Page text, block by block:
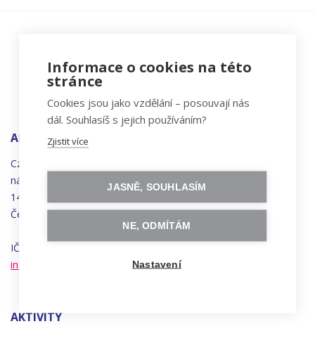
ADRESA
Czechitas, z.ú.
náměstí
Synků 1748/17
140 00 Praha 4 - Nusle
Česká republika
IČO 22834958 | DIČ CZ22834958
info@czechitas.cz
AKTIVITY
Informace o cookies na této
stránce
Cookies jsou jako vzdělání – posouvají nás
dál. Souhlasíš s jejich používáním?
Zjistit více
JASNĚ, SOUHLASÍM
NE, ODMÍTÁM
Nastavení